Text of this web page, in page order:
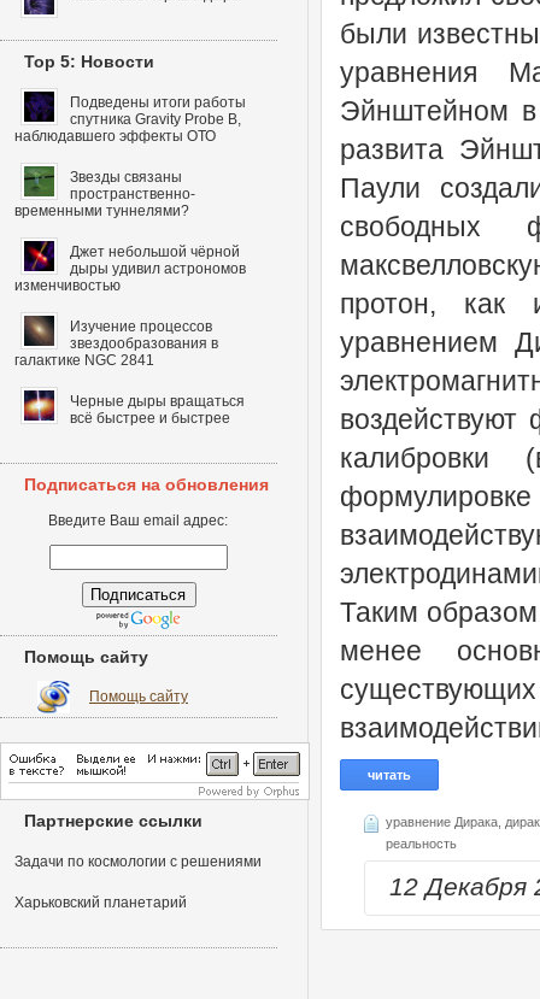
были
уравнения
Эйнштейном в
развита
Паули
свободных
протон, как
уравнением
Таким
менее
читать
уравнение Дирака,
реальность
12
Top 5: Новости
Подведены итоги работы
спутника Gravity Probe B,
наблюдавшего эффекты ОТО
Звезды связаны
пространственно-
временными туннелями?
Джет небольшой чёрной
дыры удивил астрономов
изменчивостью
Изучение процессов
звездообразования в
галактике NGC 2841
Черные дыры вращаться
всё быстрее и быстрее
Подписаться на обновления
Введите Ваш email адрес:
Помощь сайту
Помощь сайту
Партнерские ссылки
Задачи по космологии с решениями
Харьковский планетарий